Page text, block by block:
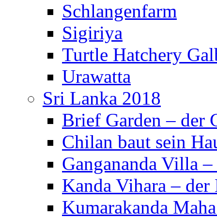
Schlangenfarm
Sigiriya
Turtle Hatchery
Urawatta
Sri Lanka 2018
Brief Garden – der
Chilan baut sein
Gangananda Villa
Kanda Vihara –
Kumarakanda